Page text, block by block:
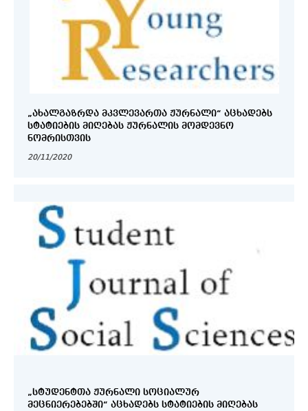
„ᲐᲮᲐᲚᲒᲐᲖᲠᲓᲐ ᲛᲙᲕᲚᲔᲕᲐᲠᲗᲐ ᲟᲣᲠᲜᲐᲚᲘ“ ᲐᲪᲮᲐᲓᲔᲑᲡ
ᲡᲢᲐᲢᲘᲔᲑᲘᲡ ᲛᲘᲦᲔᲑᲐᲡ ᲟᲣᲠᲜᲐᲚᲘᲡ ᲛᲝᲛᲓᲔᲕᲜᲝ
ᲜᲝᲛᲠᲘᲡᲗᲕᲘᲡ
20/11/2020
„ᲡᲢᲣᲓᲔᲜᲢᲗᲐ ᲟᲣᲠᲜᲐᲚᲘ ᲡᲝᲪᲘᲐᲚᲣᲠ
ᲛᲔᲪᲜᲘᲔᲠᲔᲑᲔᲑᲨᲘ“ ᲐᲪᲮᲐᲓᲔᲑᲡ ᲡᲢᲐᲢᲘᲔᲑᲘᲡ ᲛᲘᲦᲔᲑᲐᲡ